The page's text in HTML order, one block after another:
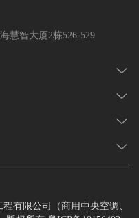
有限公司（商用中央空调、
慧智大厦2栋526-529